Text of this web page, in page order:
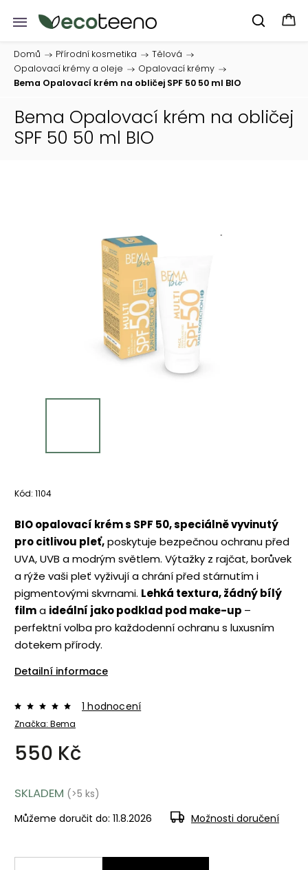
Domů / Přírodní kosmetika / Tělová /
Opalovací krémy a oleje / Opalovací krémy /
Bema Opalovací krém na obličej SPF 50 50 ml BIO
Bema Opalovací krém na obličej
SPF 50 50 ml BIO
Kód: 1104
BIO opalovací krém s SPF 50, speciálně vyvinutý
pro citlivou pleť,poskytuje bezpečnou ochranu před
UVA, UVB a modrým světlem. Výtažky z rajčat, borůvek
a rýže vaši pleť vyživují a chrání před stárnutím i
pigmentovými skvrnami. Lehká textura, žádný bílý
filma ideální jako podklad pod make-up –
perfektní volba pro každodenní ochranu s luxusním
dotekem přírody.
Detailní informace
Značka: Bema
1 hodnocení
550 Kč
SKLADEM (>5 ks)
Můžeme doručit do: 11.8.2026 Možnosti doručení